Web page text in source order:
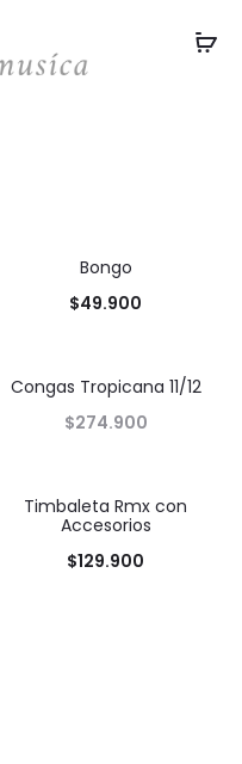
Bongo
$49.900
Congas Tropicana 11/12
$274.900
Timbaleta Rmx con
Accesorios
$129.900